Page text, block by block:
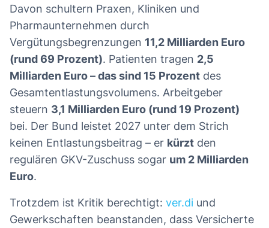
Davon schultern Praxen, Kliniken und
Pharmaunternehmen durch
Vergütungsbegrenzungen 11,2 Milliarden Euro
(rund 69 Prozent). Patienten tragen 2,5
Milliarden Euro – das sind 15 Prozent des
Gesamtentlastungsvolumens. Arbeitgeber
steuern 3,1 Milliarden Euro (rund 19 Prozent)
bei. Der Bund leistet 2027 unter dem Strich
keinen Entlastungsbeitrag – er kürzt den
regulären GKV-Zuschuss sogar um 2 Milliarden
Euro.
Trotzdem ist Kritik berechtigt: ver.di und
Gewerkschaften beanstanden, dass Versicherte